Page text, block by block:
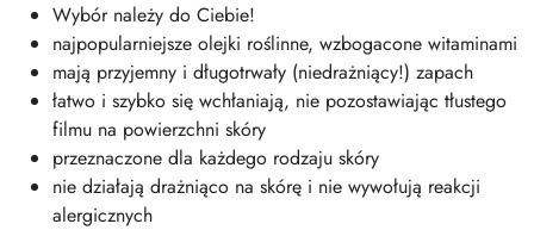
Wybór należy do Ciebie!
najpopularniejsze olejki roślinne, wzbogacone witaminami
mają przyjemny i długotrwały (niedrażniący!) zapach
łatwo i szybko się wchłaniają, nie pozostawiając tłustego
filmu na powierzchni skóry
przeznaczone dla każdego rodzaju skóry
nie działają drażniąco na skórę i nie wywołują reakcji
alergicznych